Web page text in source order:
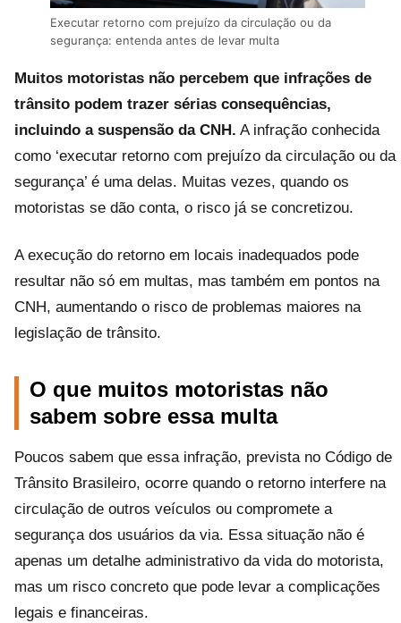
Executar retorno com prejuízo da circulação ou da
segurança: entenda antes de levar multa
Muitos motoristas não percebem que infrações de
trânsito podem trazer sérias consequências,
incluindo a suspensão da CNH. A infração conhecida
como ‘executar retorno com prejuízo da circulação ou da
segurança’ é uma delas. Muitas vezes, quando os
motoristas se dão conta, o risco já se concretizou.
A execução do retorno em locais inadequados pode
resultar não só em multas, mas também em pontos na
CNH, aumentando o risco de problemas maiores na
legislação de trânsito.
O que muitos motoristas não
sabem sobre essa multa
Poucos sabem que essa infração, prevista no Código de
Trânsito Brasileiro, ocorre quando o retorno interfere na
circulação de outros veículos ou compromete a
segurança dos usuários da via. Essa situação não é
apenas um detalhe administrativo da vida do motorista,
mas um risco concreto que pode levar a complicações
legais e financeiras.